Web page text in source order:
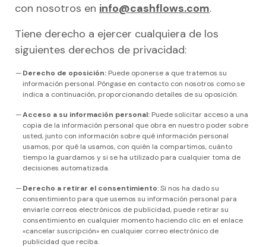
con nosotros en info@cashflows.com.
Tiene derecho a ejercer cualquiera de los
siguientes derechos de privacidad:
Derecho de oposición:Puede oponerse a que tratemos su
información personal. Póngase en contacto con nosotros como se
indica a continuación, proporcionando detalles de su oposición.
Acceso a su información personal:Puede solicitar acceso a una
copia de la información personal que obra en nuestro poder sobre
usted, junto con información sobre qué información personal
usamos, por qué la usamos, con quién la compartimos, cuánto
tiempo la guardamos y si se ha utilizado para cualquier toma de
decisiones automatizada.
Derecho a retirar el consentimiento: Si nos ha dado su
consentimiento para que usemos su información personal para
enviarle correos electrónicos de publicidad, puede retirar su
consentimiento en cualquier momento haciendo clic en el enlace
«cancelar suscripción» en cualquier correo electrónico de
publicidad que reciba.